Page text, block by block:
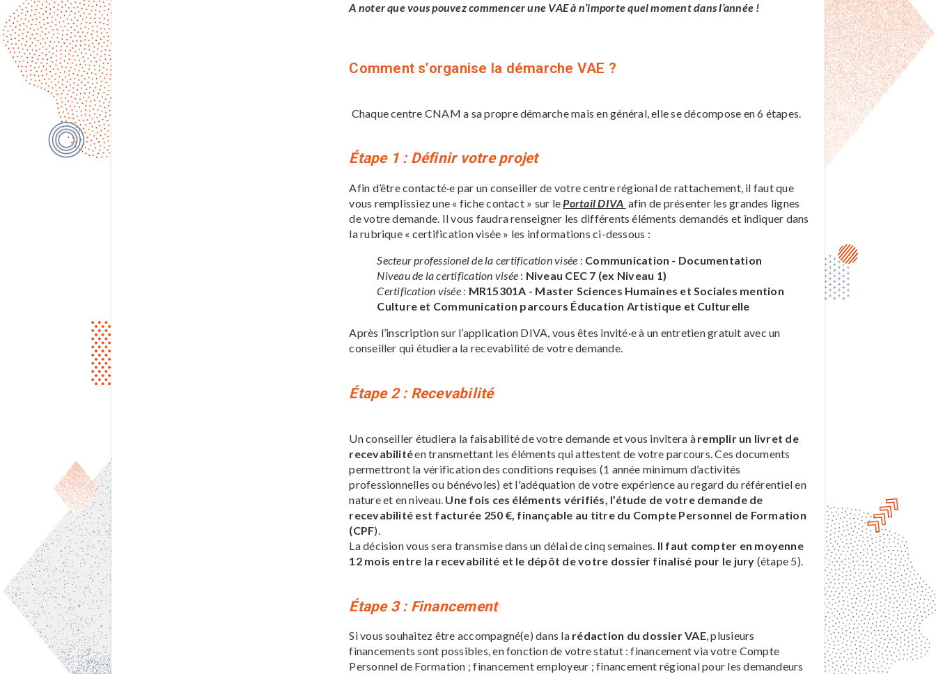
A noter que vous pouvez commencer une VAE à n’importe quel moment dans l’année !
Comment s’organise la démarche VAE ?
Chaque centre CNAM a sa propre démarche mais en général, elle se décompose en 6 étapes.
Étape 1 : Définir votre projet
Afin d’être contacté·e par un conseiller de votre centre régional de rattachement, il faut que
vous remplissiez une « fiche contact » sur lePortail DIVA afin de présenter les grandes lignes
de votre demande. Il vous faudra renseigner les différents éléments demandés et indiquer dans
la rubrique « certification visée » les informations ci-dessous :
Secteur professionel de la certification visée : Communication - Documentation
Niveau de la certification visée : Niveau CEC 7 (ex Niveau 1)
Certification visée: MR15301A - Master Sciences Humaines et Sociales mention
Culture et Communication parcours Éducation Artistique et Culturelle
Après l’inscription sur l’application DIVA, vous êtes invité·e à un entretien gratuit avec un
conseiller qui étudiera la recevabilité de votre demande.
Étape 2: Recevabilité
Un conseiller étudiera la faisabilité de votre demande et vous invitera àremplir un livret de
recevabilitéen transmettant les éléments qui attestent de votre parcours. Ces documents
permettront la vérification des conditions requises (1 année minimum d’activités
professionnelles ou bénévoles) et l'adéquation de votre expérience au regard du référentiel en
nature et en niveau. Une fois ces éléments vérifiés, l’étude de votre demande de
recevabilité est facturée 250 €, finançable au titre du Compte Personnel de Formation
(CPF).
La décision vous sera transmise dans un délai de cinq semaines. Il faut compter en moyenne
12 mois entre la recevabilité et le dépôt de votre dossier finalisé pour le jury (étape 5).
Étape 3: Financement
Si vous souhaitez être accompagné(e) dans la rédaction du dossier VAE, plusieurs
financements sont possibles, en fonction de votre statut : financement via votre Compte
Personnel de Formation ; financement employeur ; financement régional pour les demandeurs